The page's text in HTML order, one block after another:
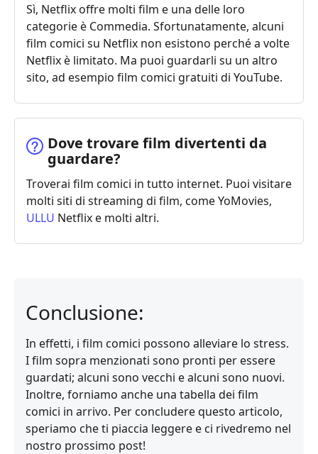
Sì, Netflix offre molti film e una delle loro
categorie è Commedia. Sfortunatamente, alcuni
film comici su Netflix non esistono perché a volte
Netflix è limitato. Ma puoi guardarli su un altro
sito, ad esempio film comici gratuiti di YouTube.
Dove trovare film divertenti da
guardare?
Troverai film comici in tutto internet. Puoi visitare
molti siti di streaming di film, come YoMovies,
ULLU Netflix e molti altri.
Conclusione:
In effetti, i film comici possono alleviare lo stress.
I film sopra menzionati sono pronti per essere
guardati; alcuni sono vecchi e alcuni sono nuovi.
Inoltre, forniamo anche una tabella dei film
comici in arrivo. Per concludere questo articolo,
speriamo che ti piaccia leggere e ci rivedremo nel
nostro prossimo post!